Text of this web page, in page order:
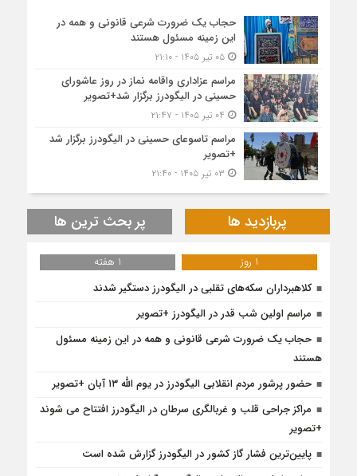
حجاب یک ضرورت شرعی قانونی و همه در
این زمینه مسئول هستند
۰۵ تیر ۱۴۰۵ - ۲۱:۱۰
مراسم عزاداری واقامه نماز در روز عاشورای
حسینی در الیگودرز برگزار شد+تصویر
مراسم تاسوعای حسینی در الیگودرز برگزار شد
+تصویر
پربازدید ها پر بحث ترین ها
1 روز
1 هفته
کلاهبرداران سکه‌های تقلبی در الیگودرز دستگیر شدند
مراسم اولین شب قدر در الیگودرز +تصویر
حجاب یک ضرورت شرعی قانونی و همه در این زمینه مسئول
هستند
حضور پرشور مردم انقلابی الیگودرز در یوم الله ۱۳ آبان +تصویر
مراکز جراحی قلب و غربالگری سرطان در الیگودرز افتتاح می شوند
+تصویر
پایین‌ترین فشار گاز کشور در الیگودرز گزارش شده است